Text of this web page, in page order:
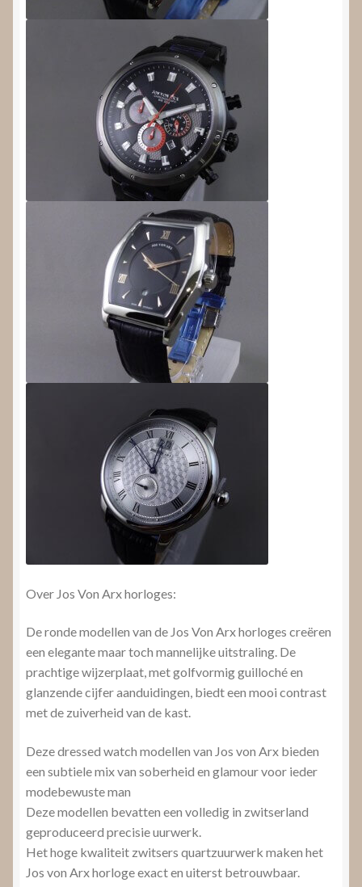
Over Jos Von Arx horloges:
De ronde modellen van de Jos Von Arx horloges creëren
een elegante maar toch mannelijke uitstraling. De
prachtige wijzerplaat, met golfvormig guilloché en
glanzende cijfer aanduidingen, biedt een mooi contrast
met de zuiverheid van de kast.
Deze dressed watch modellen van Jos von Arx bieden
een subtiele mix van soberheid en glamour voor ieder
modebewuste man
Deze modellen bevatten een volledig in zwitserland
geproduceerd precisie uurwerk.
Het hoge kwaliteit zwitsers quartzuurwerk maken het
Jos von Arx horloge exact en uiterst betrouwbaar.